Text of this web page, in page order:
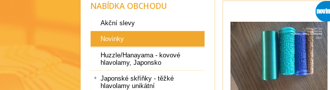
NABÍDKA OBCHODU
Akční slevy
Novinky
Huzzle/Hanayama - kovové
hlavolamy, Japonsko
Japonské skříňky - těžké
hlavolamy unikátní